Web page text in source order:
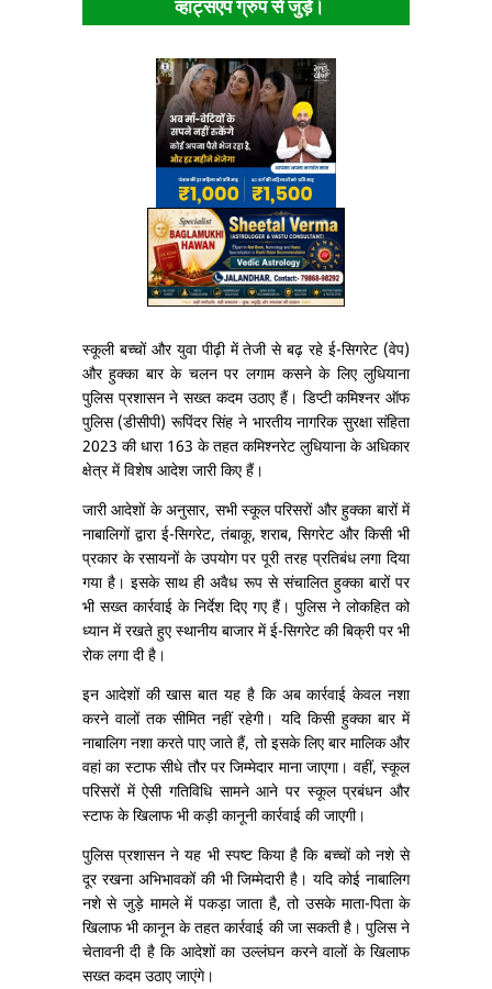
व्हाट्सएप ग्रुप से जुड़ें।
स्कूली बच्चों और युवा पीढ़ी में तेजी से बढ़ रहे ई-सिगरेट (वेप)
और हुक्का बार के चलन पर लगाम कसने के लिए लुधियाना
पुलिस प्रशासन ने सख्त कदम उठाए हैं। डिप्टी कमिश्नर ऑफ
पुलिस (डीसीपी) रूपिंदर सिंह ने भारतीय नागरिक सुरक्षा संहिता
2023 की धारा 163 के तहत कमिश्नरेट लुधियाना के अधिकार
क्षेत्र में विशेष आदेश जारी किए हैं।
जारी आदेशों के अनुसार, सभी स्कूल परिसरों और हुक्का बारों में
नाबालिगों द्वारा ई-सिगरेट, तंबाकू, शराब, सिगरेट और किसी भी
प्रकार के रसायनों के उपयोग पर पूरी तरह प्रतिबंध लगा दिया
गया है। इसके साथ ही अवैध रूप से संचालित हुक्का बारों पर
भी सख्त कार्रवाई के निर्देश दिए गए हैं। पुलिस ने लोकहित को
ध्यान में रखते हुए स्थानीय बाजार में ई-सिगरेट की बिक्री पर भी
रोक लगा दी है।
इन आदेशों की खास बात यह है कि अब कार्रवाई केवल नशा
करने वालों तक सीमित नहीं रहेगी। यदि किसी हुक्का बार में
नाबालिग नशा करते पाए जाते हैं, तो इसके लिए बार मालिक और
वहां का स्टाफ सीधे तौर पर जिम्मेदार माना जाएगा। वहीं, स्कूल
परिसरों में ऐसी गतिविधि सामने आने पर स्कूल प्रबंधन और
स्टाफ के खिलाफ भी कड़ी कानूनी कार्रवाई की जाएगी।
पुलिस प्रशासन ने यह भी स्पष्ट किया है कि बच्चों को नशे से
दूर रखना अभिभावकों की भी जिम्मेदारी है। यदि कोई नाबालिग
नशे से जुड़े मामले में पकड़ा जाता है, तो उसके माता-पिता के
खिलाफ भी कानून के तहत कार्रवाई की जा सकती है। पुलिस ने
चेतावनी दी है कि आदेशों का उल्लंघन करने वालों के खिलाफ
सख्त कदम उठाए जाएंगे।